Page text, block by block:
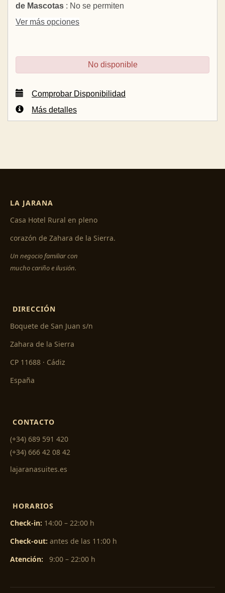
de Mascotas : No se permiten
Ver más opciones
No disponible
Comprobar Disponibilidad
Más detalles
LA JARANA
Casa Hotel Rural en pleno
corazón de Zahara de la Sierra.
Un negocio familiar con
mucho cariño e ilusión.
DIRECCIÓN
Boquete de San Juan s/n
Zahara de la Sierra
CP 11688 · Cádiz
España
CONTACTO
(+34) 689 591 420
(+34) 666 42 08 42
lajaranasuites.es
HORARIOS
Check-in: 14:00 – 22:00 h
Check-out: antes de las 11:00 h
Atención: 9:00 – 22:00 h